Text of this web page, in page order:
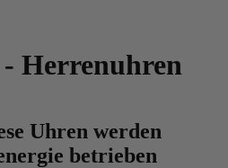
Herrenuhren
Uhren werden
betrieben